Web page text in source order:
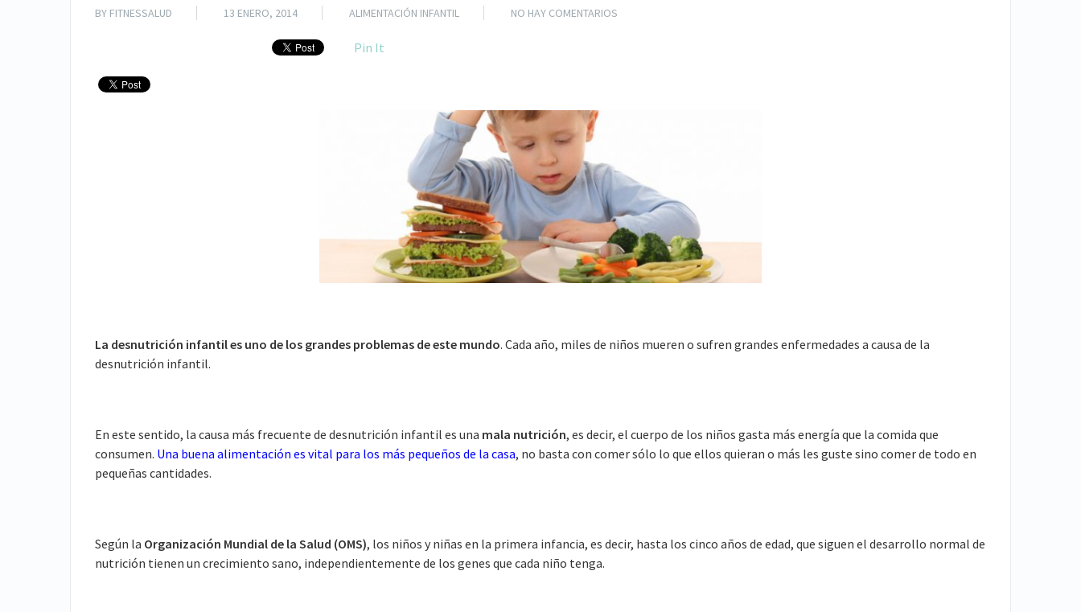
BY FITNESSALUD 13 ENERO, 2014 ALIMENTACIÓN INFANTIL NO HAY COMENTARIOS
Pin It
La desnutrición infantil es uno de los grandes problemas de este mundo. Cada año, miles de niños mueren o sufren grandes enfermedades a causa de la
desnutrición infantil.
En este sentido, la causa más frecuente de desnutrición infantil es una mala nutrición, es decir, el cuerpo de los niños gasta más energía que la comida que
consumen. Una buena alimentación es vital para los más pequeños de la casa, no basta con comer sólo lo que ellos quieran o más les guste sino comer de todo en
pequeñas cantidades.
Según la Organización Mundial de la Salud (OMS), los niños y niñas en la primera infancia, es decir, hasta los cinco años de edad, que siguen el desarrollo normal de
nutrición tienen un crecimiento sano, independientemente de los genes que cada niño tenga.